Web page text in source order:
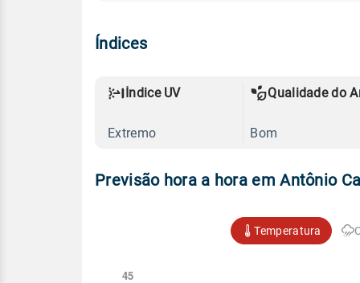
Índices
Índice UV
Extremo
Qualidade do
Bom
Previsão hora a hora em Antônio
Temperatura